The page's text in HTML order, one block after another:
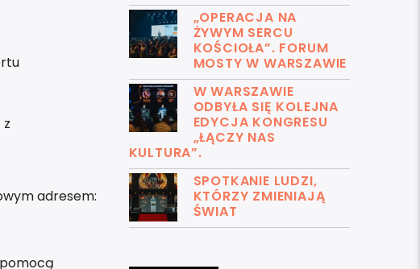
adresem:
„OPERACJA NA
ŻYWYM SERCU
KOŚCIOŁA”. FORUM
MOSTY W WARSZAWIE
W WARSZAWIE
ODBYŁA SIĘ KOLEJNA
EDYCJA KONGRESU
„ŁĄCZY NAS
KULTURA”.
SPOTKANIE LUDZI,
KTÓRZY ZMIENIAJĄ
ŚWIAT